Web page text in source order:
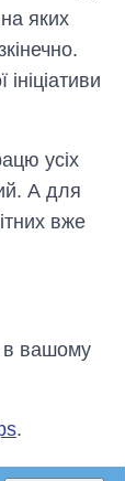
яких
усіх
А для
вже
в вашому
.